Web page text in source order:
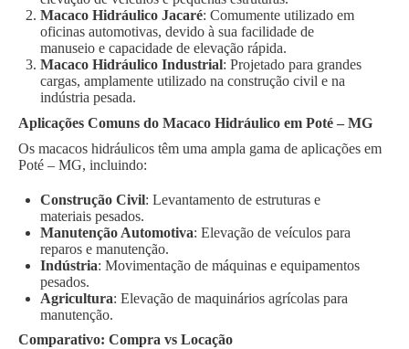
Macaco Hidráulico Jacaré: Comumente utilizado em
oficinas automotivas, devido à sua facilidade de
manuseio e capacidade de elevação rápida.
Macaco Hidráulico Industrial: Projetado para grandes
cargas, amplamente utilizado na construção civil e na
indústria pesada.
Aplicações Comuns do Macaco Hidráulico em Poté – MG
Os macacos hidráulicos têm uma ampla gama de aplicações em
Poté – MG, incluindo:
Construção Civil: Levantamento de estruturas e
materiais pesados.
Manutenção Automotiva: Elevação de veículos para
reparos e manutenção.
Indústria: Movimentação de máquinas e equipamentos
pesados.
Agricultura: Elevação de maquinários agrícolas para
manutenção.
Comparativo: Compra vs Locação